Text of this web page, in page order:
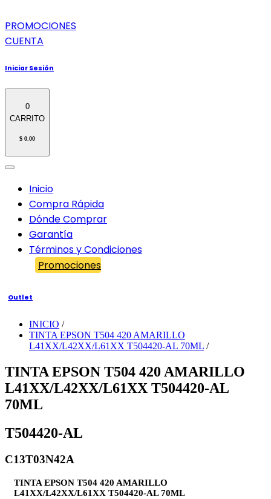
PROMOCIONES
CUENTA
Iniciar Sesión
0
CARRITO
$ 0.00
Inicio
Compra Rápida
Dónde Comprar
Garantía
Términos y Condiciones
Promociones
Outlet
INICIO /
TINTA EPSON T504 420 AMARILLO
L41XX/L42XX/L61XX T504420-AL 70ML /
TINTA EPSON T504 420 AMARILLO
L41XX/L42XX/L61XX T504420-AL
70ML
T504420-AL
C13T03N42A
TINTA EPSON T504 420 AMARILLO
L41XX/L42XX/L61XX T504420-AL 70ML